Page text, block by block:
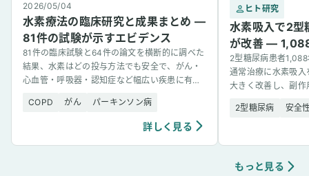
2026/05/04
水素療法の臨床研究と成果まとめ —
81件の試験が示すエビデンス
81件の臨床試験と64件の論文を横断的に調べた
結果、水素はどの投与方法でも安全で、がん・
心血管・呼吸器・認知症など幅広い疾患に有望
COPD
がん パーキンソン病
詳しく見る
ヒト研究
水素吸入で2型
が改善 —
2型糖尿病患者
通常治療に水素吸
大きく改善し、副
2型糖尿病 安全
もっと見る